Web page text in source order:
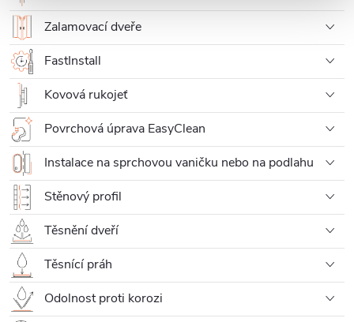
Zalamovací dveře
FastInstall
Kovová rukojeť
Povrchová úprava EasyClean
Instalace na sprchovou vaničku nebo na podlahu
Stěnový profil
Těsnění dveří
Těsnící práh
Odolnost proti korozi